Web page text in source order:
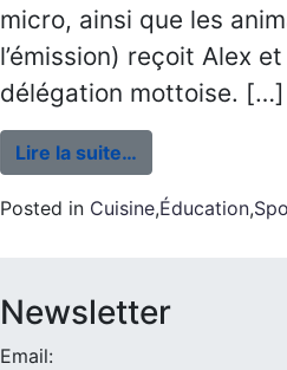
micro, ainsi que les
l’émission) reçoit Alex
délégation mottoise. […]
Lire la suite…
Posted in Cuisine,Éducation,
Newsletter
Email: